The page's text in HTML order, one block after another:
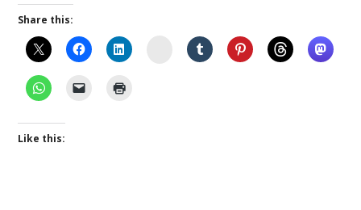
Share this:
Instagram
Like this: